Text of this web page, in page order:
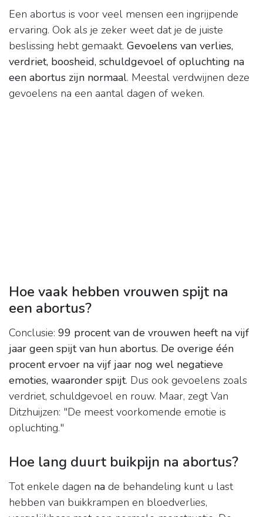
Een abortus is voor veel mensen een ingrijpende
ervaring. Ook als je zeker weet dat je de juiste
beslissing hebt gemaakt. Gevoelens van verlies,
verdriet, boosheid, schuldgevoel of opluchting na
een abortus zijn normaal. Meestal verdwijnen deze
gevoelens na een aantal dagen of weken.
Hoe vaak hebben vrouwen spijt na
een abortus?
Conclusie: 99 procent van de vrouwen heeft na vijf
jaar geen spijt van hun abortus. De overige één
procent ervoer na vijf jaar nog wel negatieve
emoties, waaronder spijt. Dus ook gevoelens zoals
verdriet, schuldgevoel en rouw. Maar, zegt Van
Ditzhuijzen: "De meest voorkomende emotie is
opluchting."
Hoe lang duurt buikpijn na abortus?
Tot enkele dagen na de behandeling kunt u last
hebben van buikkrampen en bloedverlies,